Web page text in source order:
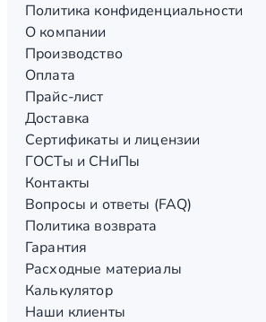
Политика конфиденциальности
О компании
Производство
Оплата
Прайс-лист
Доставка
Сертификаты и лицензии
ГОСТы и СНиПы
Контакты
Вопросы и ответы (FAQ)
Политика возврата
Гарантия
Расходные материалы
Калькулятор
Наши клиенты